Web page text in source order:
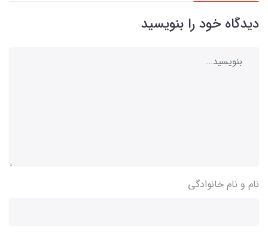
دیدگاه خود را بنویسید
نام و نام خانوادگی